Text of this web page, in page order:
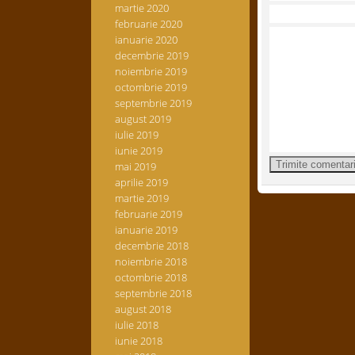
martie 2020
februarie 2020
ianuarie 2020
decembrie 2019
noiembrie 2019
octombrie 2019
septembrie 2019
august 2019
iulie 2019
iunie 2019
mai 2019
aprilie 2019
martie 2019
februarie 2019
ianuarie 2019
decembrie 2018
noiembrie 2018
octombrie 2018
septembrie 2018
august 2018
iulie 2018
iunie 2018